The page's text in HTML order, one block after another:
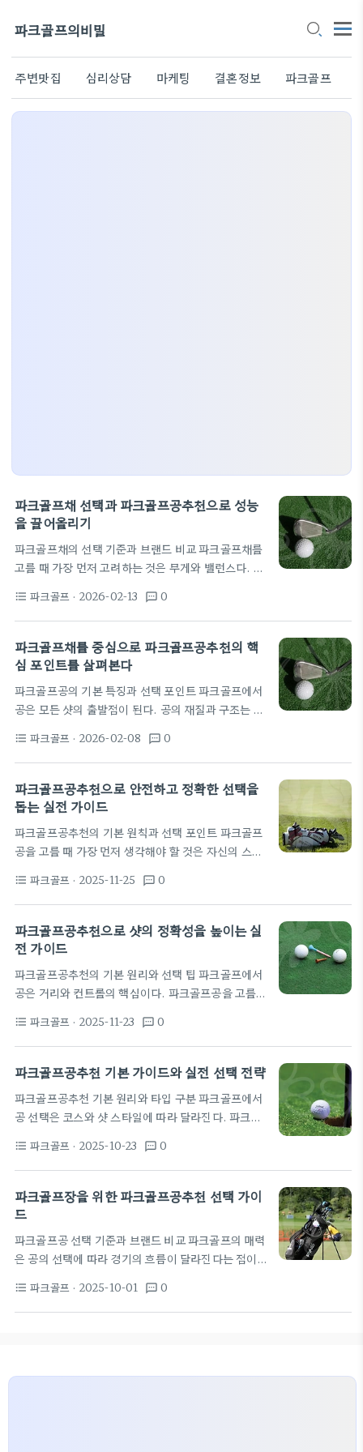
파크골프의비밀
주변맛집 심리상담 마케팅 결혼정보 파크골프
파크골프채 선택과 파크골프공추천으로 성능
을 끌어올리기
파크골프채의 선택 기준과 브랜드 비교 파크골프채를
고를 때 가장 먼저 고려하는 것은 무게와 밸런스다. 초
다. 반면 무게가 너무 가벼우면 힘이 필요한 순간 컨트
롤이 흔들릴 수 있다. 그립 크기도 손에 맞춰야 정확한
임팩트를 얻을 수 있다. 샤프트의 재질과 플렉스도 차
이를 만든다. 카본 계열은 내구성과 반발력이 좋고 안
있어 컨트롤이 중요한 상황에서 선호된다. 헤드 디자
인은 페이스 각도와 무게 배분에 따라 거리와 스핀에
영향을 준다. 브랜드별 라인업은 초보용에서 전문용
format_list_bulleted 파크골프 · 2026-02-13 textsms 0
파크골프채를 중심으로 파크골프공추천의 핵
심 포인트를 살펴본다
파크골프공의 기본 특징과 선택 포인트 파크골프에서
공은 모든 샷의 출발점이 된다. 공의 재질과 구조는 비
을 쓰면 타구감과 잔디에 대한 반발이 달라진다. 따라
서 파크골프공을 선택하는 일은 단순한 취향이 아니라
실전 성능과 직결된다. 소재에 따라 공은 표면의 마찰
과 구름의 크기가 달라진다. 일반적으로 합성수지나
력을 좌우한다. 내구성이 높은 공은 잔디 표면의 마찰
에서도 형태를 유지해 일정한 구름을 제공한다. 반대
로 부드러운 공은 손맛이 좋고 필드의 바닥 질감에 더
format_list_bulleted 파크골프 · 2026-02-08 textsms 0
파크골프공추천으로 안전하고 정확한 선택을
돕는 실전 가이드
파크골프공추천의 기본 원칙과 선택 포인트 파크골프
공을 고를 때 가장 먼저 생각해야 할 것은 자신의 스윙
확보하는 것이다. 초보자는 더 안정적인 느낌을 주는
중고급형의 공을 시도해 보되, 숙련되면 자신의 스윙
패턴에 맞춘 공으로 이동한다. 또한 코스의 상태와 바
람의 영향에 따라 구름성이나 탄성 차이가 큰 공이 필
지만, 표준에 맞춘 균일한 구성이 중요하다. 표면 질감
과 균일한 구름감은 라운드 전체의 일관성을 좌우한
다. 실전에서 같은 코스에서 다른 공으로 테스트해 보
format_list_bulleted 파크골프 · 2025-11-25 textsms 0
파크골프공추천으로 샷의 정확성을 높이는 실
전 가이드
파크골프공추천의 기본 원리와 선택 팁 파크골프에서
공은 거리와 컨트롤의 핵심이다. 파크골프공을 고를
초보자는 안정적인 비거리와 일정한 반발감을 주는 표
준 공부터 시작하는 것이 좋다. 탄성은 샷의 비거리에
영향을 주고 컨트롤에도 영향을 준다. 일반적으로 더
스핀과 그린 컨트롤에 이점이 있다. 자신이 주로 사용
하는 샷 타입과 코스 컨디션에 맞춰 선택하는 것이 중
요하다. 결정 과정에서 가격 대비 성능을 따져보면 파
format_list_bulleted 파크골프 · 2025-11-23 textsms 0
파크골프공추천 기본 가이드와 실전 선택 전략
파크골프공추천 기본 원리와 타입 구분 파크골프에서
공 선택은 코스와 샷 스타일에 따라 달라진다. 파크골
구조를 이해하고 적합한 성능을 고르는 과정이다. 구
분할 포인트로는 피스 수, 표면 피치, 그리고 코어의
탄성 등이 있다. 초보자는 이 차이를 체감하기 어렵지
만, 몇 가지 기본 원칙을 알고 있으면 선택이 쉬워진
가진다. 2피스는 일반적으로 가격이 합리적이고 컨트
롤과 내구성의 균형이 좋다. 3피스는 비거리와 느긋한
롤링에 유리하다고 알려지지만, 초기 접촉감은 다를
format_list_bulleted 파크골프 · 2025-10-23 textsms 0
파크골프장을 위한 파크골프공추천 선택 가이
드
파크골프공 선택 기준과 브랜드 비교 파크골프의 매력
은 공의 선택에 따라 경기의 흐름이 달라진다는 점이
험해 보는 것이 좋다. 그래서 파크골프공추천이라는
키워드가 자연스럽게 떠오르지만, 브랜드나 구조에
format_list_bulleted 파크골프 · 2025-10-01 textsms 0